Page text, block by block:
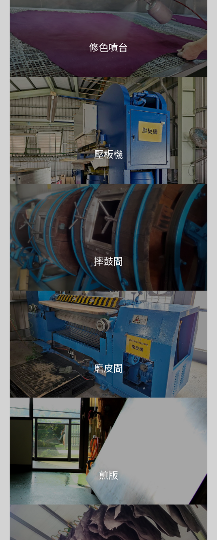
修色噴台
壓板機
摔鼓間
磨皮間
煎版